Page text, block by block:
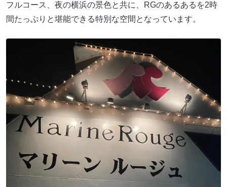
フルコース、夜の横浜の景色と共に、RGのあるあるを2時
間たっぷりと堪能できる特別な空間となっています。